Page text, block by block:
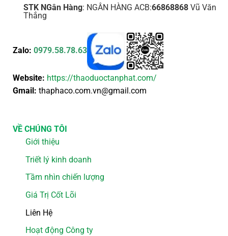
STK NGân Hàng: NGÂN HÀNG ACB:66868868Vũ Văn
Thắng
Zalo: 0979.58.78.63
Website: https://thaoduoctanphat.com/
Gmail: thaphaco.com.vn@gmail.com
VỀ CHÚNG TÔI
Giới thiệu
Triết lý kinh doanh
Tầm nhìn chiến lượng
Giá Trị Cốt Lõi
Liên Hệ
Hoạt động Công ty